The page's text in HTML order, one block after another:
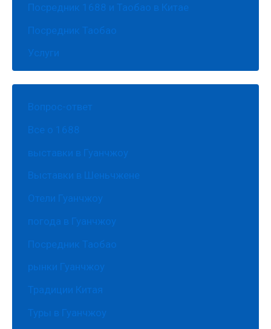
Посредник 1688 и Таобао в Китае
Посредник Таобао
Услуги
Вопрос-ответ
Все о 1688
выставки в Гуанчжоу
Выставки в Шеньчжене
Отели Гуанчжоу
погода в Гуанчжоу
Посредник Таобао
рынки Гуанчжоу
Традиции Китая
Туры в Гуанчжоу